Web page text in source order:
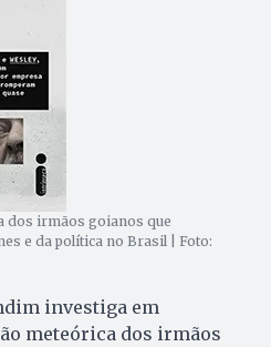
dos irmãos goianos que
e da política no Brasil | Foto:
investiga em
meteórica dos irmãos